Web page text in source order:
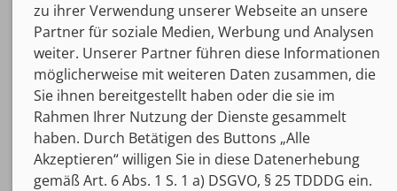
NEUAUFLAGE
Holzer Stofftelegramme Baden-
Württemberg – Wirtschafts-
und Sozialkunde
(Gesamtwirtschaft)
BiBox - Das digitale Unterrichtssystem
Einzellizenz für Schüler/-innen (1 Jahr)
978-3-427-15791-5
zu ihrer Verwendung unserer Webseite an unsere
Partner für soziale Medien, Werbung und Analysen
weiter. Unserer Partner führen diese Informationen
möglicherweise mit weiteren Daten zusammen, die
Sie ihnen bereitgestellt haben oder die sie im
Rahmen Ihrer Nutzung der Dienste gesammelt
haben. Durch Betätigen des Buttons „Alle
Akzeptieren“ willigen Sie in diese Datenerhebung
gemäß Art. 6 Abs. 1 S. 1 a) DSGVO, § 25 TDDDG ein.